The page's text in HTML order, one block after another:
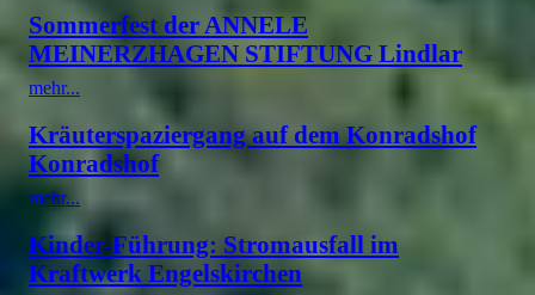
Sommerfest der ANNELE
MEINERZHAGEN STIFTUNG Lindlar
mehr...
Kräuterspaziergang auf dem Konradshof
Konradshof
mehr...
Kinder-Führung: Stromausfall im
Kraftwerk Engelskirchen